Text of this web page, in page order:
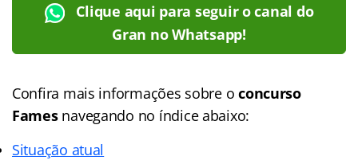
Clique aqui para seguir o canal do
Gran no Whatsapp!
Confira mais informações sobre o concurso
Famesnavegando no índice abaixo:
Situação atual